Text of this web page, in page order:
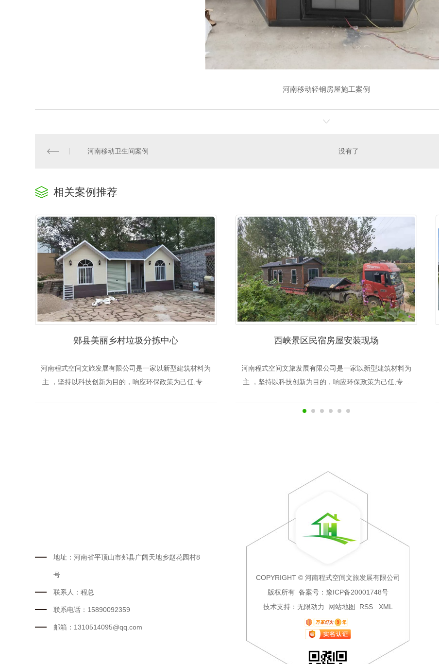
河南移动轻钢房屋施工案例
河南移动卫生间案例 没有了
相关案例推荐
郏县美丽乡村垃圾分拣中心
河南程式空间文旅发展有限公司是一家以新型建筑材料为
主 ，坚持以科技创新为目的，响应环保政策为己任,专注
西峡景区民宿房屋安装现场
河南程式空间文旅发展有限公司是一家以新型建筑材料为
主 ，坚持以科技创新为目的，响应环保政策为己任,专注
民宿房，景观木屋房，市政厕所，移动厕所，钢结构景...
地址：河南省平顶山市郏县广阔天地乡赵花园村8
号
联系人：程总
联系电话：15890092359
邮箱：1310514095@qq.com
COPYRIGHT © 河南程式空间文旅发展有限公司
版权所有 备案号： 豫ICP备20001748号
技术支持： 无限动力 网站地图 RSS XML